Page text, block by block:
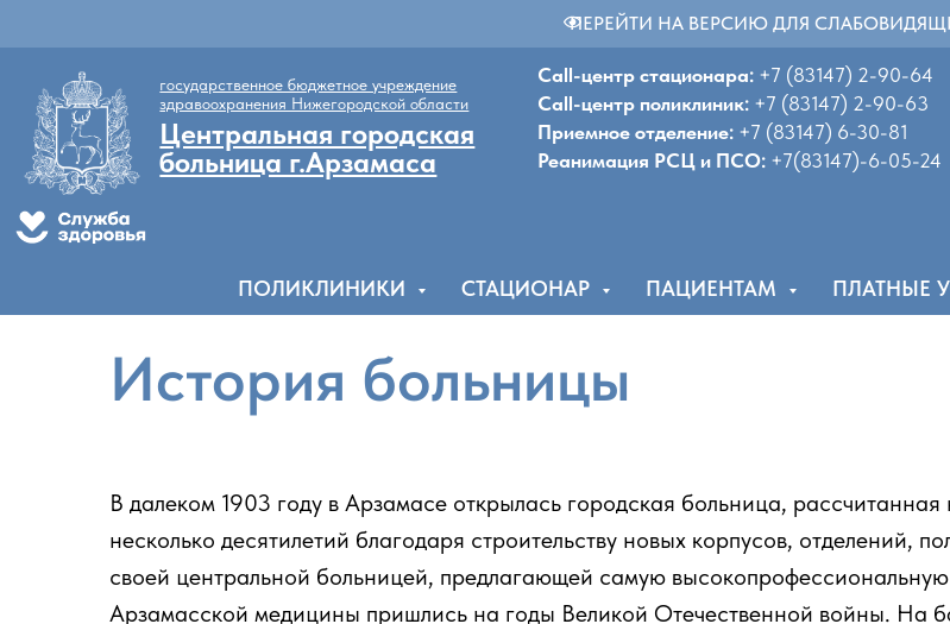
ПЕРЕЙТИ НА ВЕРСИЮ ДЛЯ
государственное бюджетное учреждение
здравоохранения Нижегородской области
Центральная городская
больница г.Арзамаса
Call-центр стационара: +7 (83147) 2-90-64
Call-центр поликлиник: +7 (83147) 2-90-63
Приемное отделение: +7 (83147) 6-30-81
Реанимация РСЦ и ПСО: +7(83147)-6-05-24
ПОЛИКЛИНИКИ СТАЦИОНАР ПАЦИЕНТАМ ПЛАТНЫЕ
История больницы
В далеком 1903 году в Арзамасе открылась городская больница,
несколько десятилетий благодаря строительству новых корпусов, отделений,
своей центральной больницей, предлагающей самую
Арзамасской медицины пришлись на годы Великой Отечественной войны. На